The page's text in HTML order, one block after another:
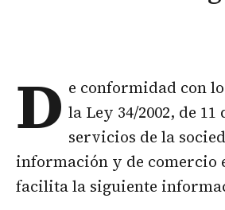
D e conformidad con
la Ley 34/2002, de
servicios de la
información y de comercio
facilita la siguiente